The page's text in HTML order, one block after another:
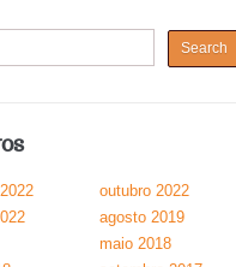
outubro 2022
agosto 2019
maio 2018